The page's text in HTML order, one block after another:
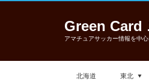
Green Card
アマチュアサッカー情報を中
北海道 東北